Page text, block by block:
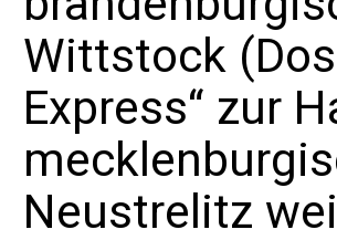
Wittstock
Express“ zur
Neustrelitz